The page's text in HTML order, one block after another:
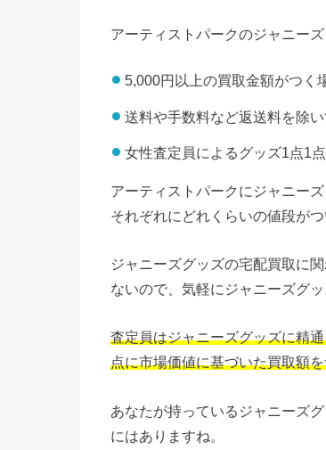
アーティストパークのジャニー
5,000円以上の買取金額がつく
送料や手数料など返送料を除
女性査定員によるグッズ1点1
アーティストパークにジャニー
それぞれにどれくらいの値段が
ジャニーズグッズの宅配買取に
ないので、気軽にジャニーズグ
査定員はジャニーズグッズに精
点に市場価値に基づいた買取額
あなたが持っているジャニーズ
にはありますね。